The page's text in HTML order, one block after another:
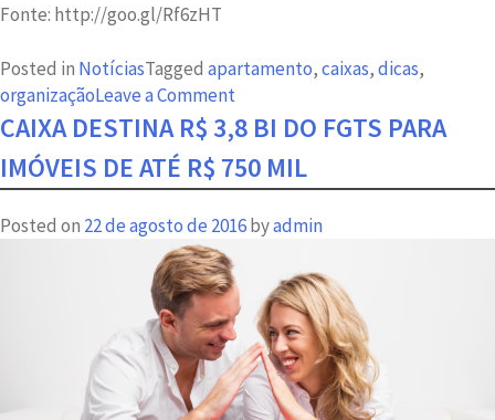
Fonte: http://goo.gl/Rf6zHT
Posted in NotíciasTagged apartamento,caixas,dicas,
organizaçãoLeave a Comment
Confira
truques
facilitar
mudança
de
residência
CAIXA DESTINA R$ 3,8 BI DO FGTS PARA
IMÓVEIS DE ATÉ R$ 750 MIL
Posted on 22 de agosto de 2016byadmin